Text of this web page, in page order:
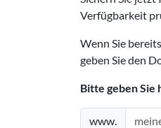
Verfügbarkeit
Wenn Sie
geben Sie den
Bitte geben Sie
www.